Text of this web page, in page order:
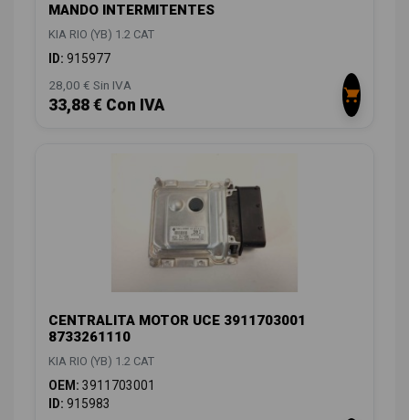
MANDO INTERMITENTES
KIA RIO (YB) 1.2 CAT
ID: 915977
28,00 € Sin IVA
33,88 € Con IVA
CENTRALITA MOTOR UCE 3911703001
8733261110
KIA RIO (YB) 1.2 CAT
OEM: 3911703001
ID: 915983